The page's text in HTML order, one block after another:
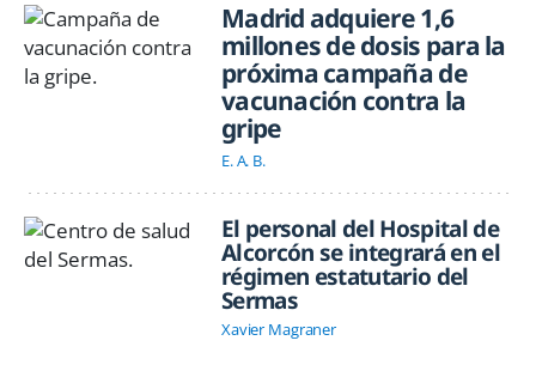
Madrid adquiere 1,6
millones de dosis para la
próxima campaña de
vacunación contra la
gripe
E. A. B.
El personal del Hospital de
Alcorcón se integrará en el
régimen estatutario del
Sermas
Xavier Magraner